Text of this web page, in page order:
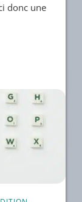
donc une